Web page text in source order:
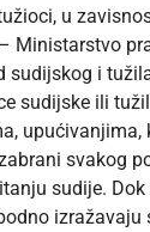
u
Ministarstvo
sudijskog i
sudijske ili
upućivanjima,
svakog
sudije.
izražavaju